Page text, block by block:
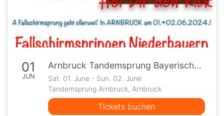
01
JUN
Arnbruck Tandemsprung Bayerischer Wald Niederbayern
Sat. 01. June - Sun. 02. June
Tandemsprung Arnbruck, Arnbruck
Tickets buchen